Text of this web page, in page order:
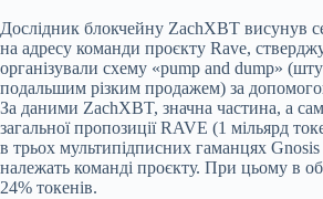
Дослідник блокчейну ZachXBT висунув
на адресу команди проєкту Rave,
організували схему «pump and dump»
подальшим різким продажем) за
За даними ZachXBT, значна частина, а
загальної пропозиції RAVE (1 мільярд
в трьох мультипідписних гаманцях Gnosis
належать команді проєкту. При цьому в
24% токенів.